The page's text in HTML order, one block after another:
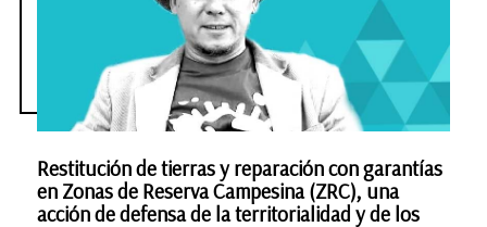
Restitución de tierras y reparación con garantías
en Zonas de Reserva Campesina (ZRC), una
acción de defensa de la territorialidad y de los